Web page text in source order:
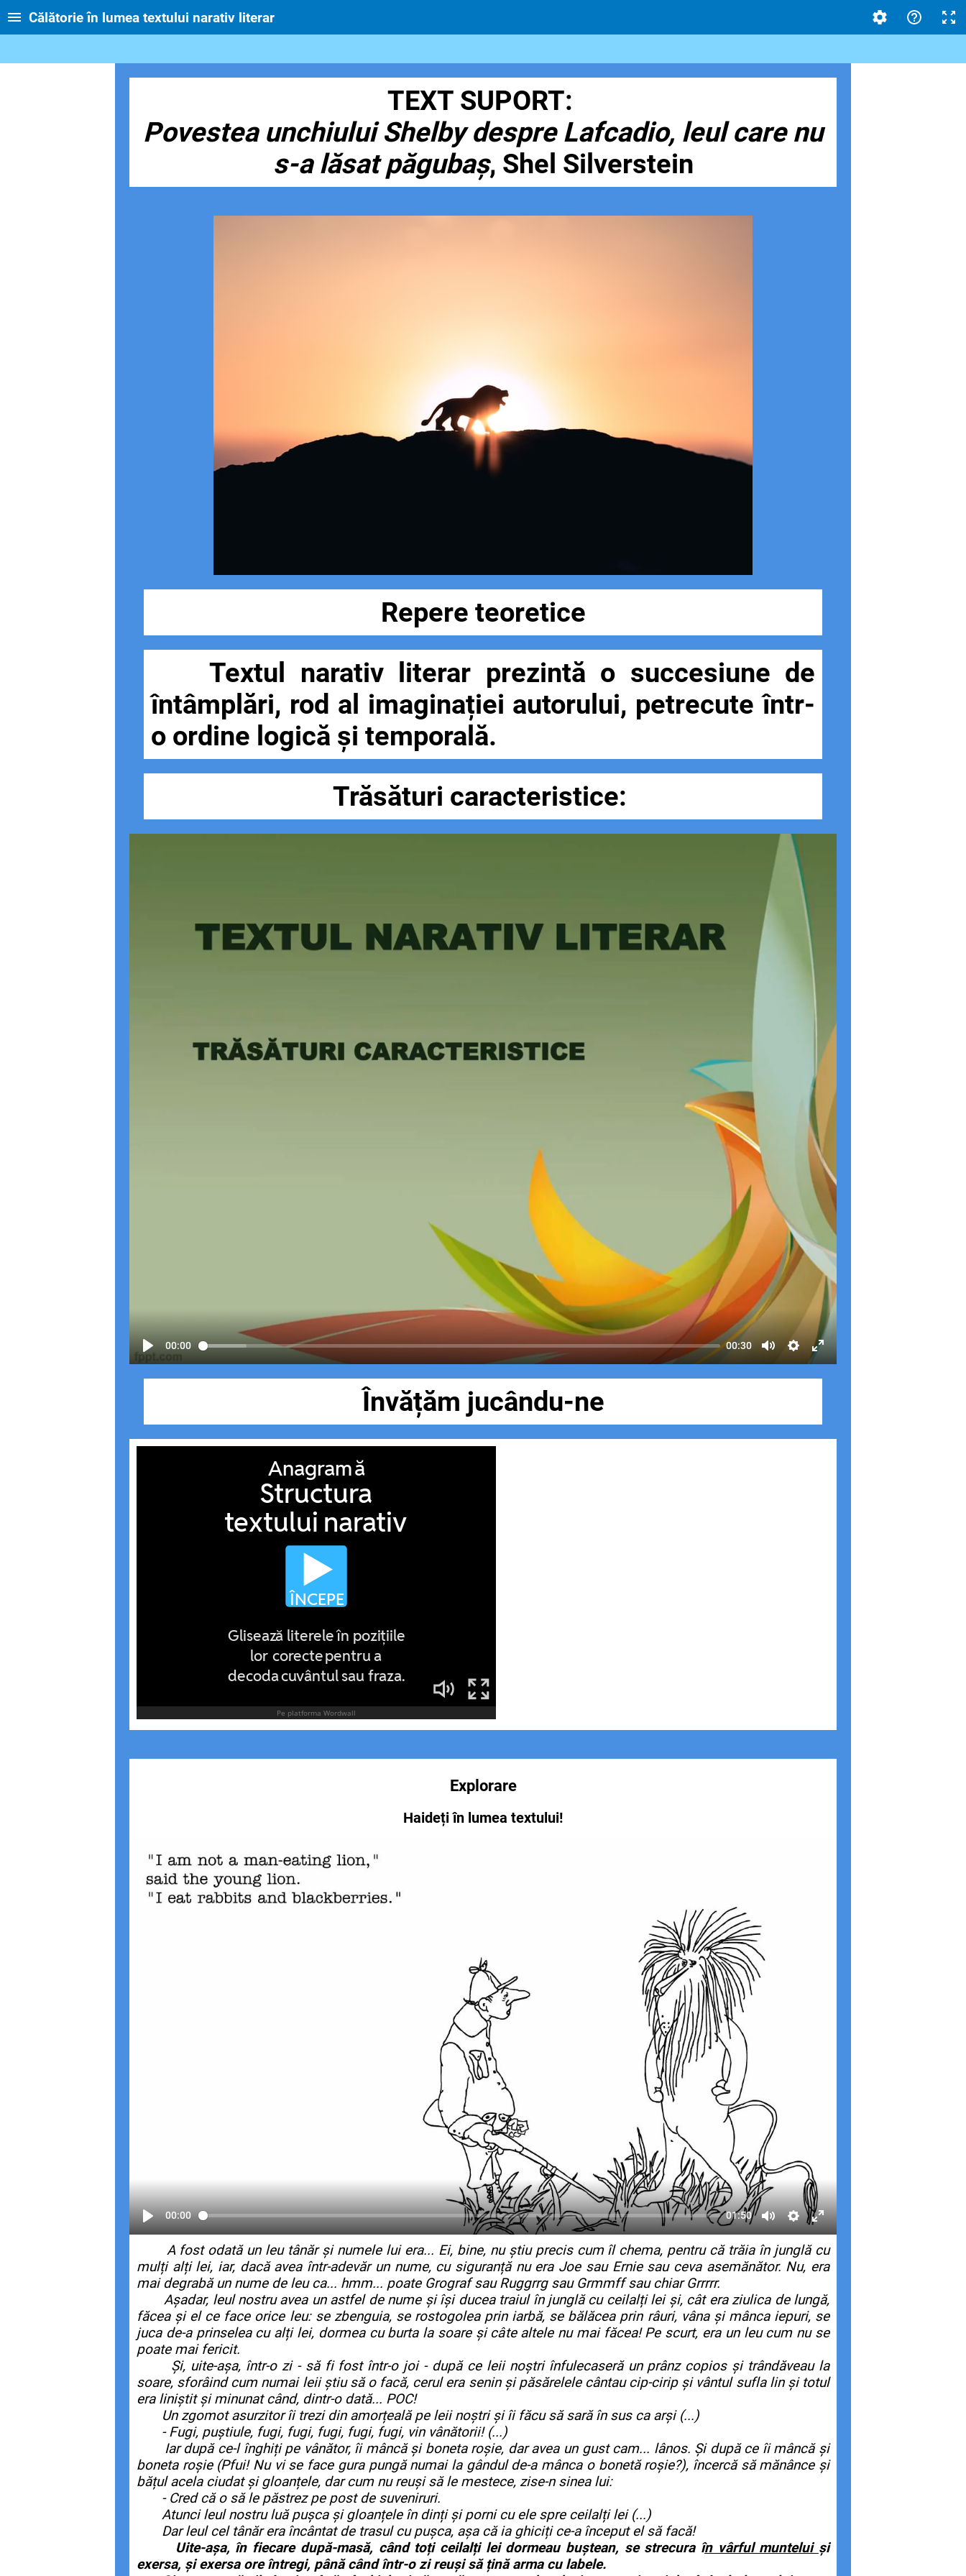
Călătorie în lumea textului narativ literar
TEXT SUPORT:
Povestea unchiului Shelby despre Lafcadio, leul care nu
s-a lăsat păgubaș, Shel Silverstein
Repere teoretice
Textul narativ literar prezintă o succesiune de
întâmplări, rod al imaginației autorului, petrecute într-
o ordine logică și temporală.
Trăsături caracteristice:
00:00 00:30
Învățăm jucându-ne
Explorare
Haideți în lumea textului!
00:00 01:50
A fost odată un leu tânăr și numele lui era... Ei, bine, nu știu precis cum îl chema, pentru că trăia în junglă cu
mulți alți lei, iar, dacă avea într-adevăr un nume, cu siguranță nu era Joe sau Ernie sau ceva asemănător. Nu, era
mai degrabă un nume de leu ca... hmm... poate Grograf sau Ruggrrg sau Grmmff sau chiar Grrrrr.
Așadar, leul nostru avea un astfel de nume și își ducea traiul în junglă cu ceilalți lei și, cât era ziulica de lungă,
făcea și el ce face orice leu: se zbenguia, se rostogolea prin iarbă, se bălăcea prin râuri, vâna și mânca iepuri, se
juca de-a prinselea cu alți lei, dormea cu burta la soare și câte altele nu mai făcea! Pe scurt, era un leu cum nu se
poate mai fericit.
Și, uite-așa, într-o zi - să fi fost într-o joi - după ce leii noștri înfulecaseră un prânz copios și trândăveau la
soare, sforâind cum numai leii știu să o facă, cerul era senin și păsărelele cântau cip-cirip și vântul sufla lin și totul
era liniștit și minunat când, dintr-o dată... POC!
Un zgomot asurzitor îi trezi din amorțeală pe leii noștri și îi făcu să sară în sus ca arși (...)
- Fugi, puștiule, fugi, fugi, fugi, fugi, fugi, vin vânătorii! (...)
Iar după ce-l înghiți pe vânător, îi mâncă și boneta roșie, dar avea un gust cam... lânos. Și după ce îi mâncă și
boneta roșie (Pfui! Nu vi se face gura pungă numai la gândul de-a mânca o bonetă roșie?), încercă să mănânce și
bățul acela ciudat și gloanțele, dar cum nu reuși să le mestece, zise-n sinea lui:
- Cred că o să le păstrez pe post de suveniruri.
Atunci leul nostru luă pușca și gloanțele în dinți și porni cu ele spre ceilalți lei (...)
Dar leul cel tânăr era încântat de trasul cu pușca, așa că ia ghiciți ce-a început el să facă!
Uite-așa, în fiecare după-masă, când toți ceilalți lei dormeau buștean, se strecura în vârful muntelui și
exersa, și exersa ore întregi, până când într-o zi reuși să țină arma cu labele.